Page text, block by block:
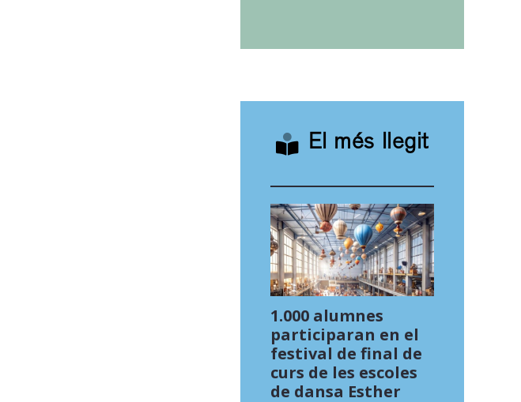
El més llegit
1.000 alumnes
participaran en el
festival de final de
curs de les escoles
de dansa Esther